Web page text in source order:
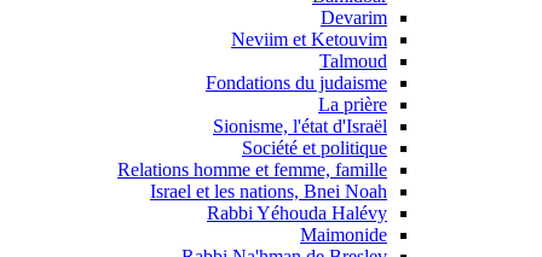
Devarim
Neviim et Ketouvim
Talmoud
Fondations du judaisme
La prière
Sionisme, l'état d'Israël
Société et politique
Relations homme et femme, famille
Israel et les nations, Bnei Noah
Rabbi Yéhouda Halévy
Maimonide